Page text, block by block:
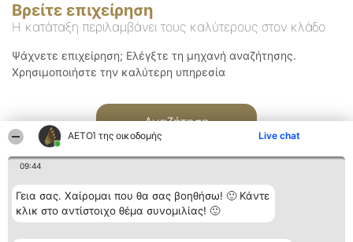
ΑΕΤΟΊ της οικοδομής Live chat
09:44
Γεια σας. Χαίρομαι που θα σας βοηθήσω! 🙂 Κάντε
κλικ στο αντίστοιχο θέμα συνομιλίας! 🙂
Βρείτε επιχείρηση
Η κατάταξη περιλαμβάνει τους καλύτερους στον κλάδο
Ψάχνετε επιχείρηση; Ελέγξτε τη μηχανή αναζήτησης.
Χρησιμοποιήστε την καλύτερη υπηρεσία
Αναζήτηση
Διοργανωτής της Κατάταξη Επικοινωνία